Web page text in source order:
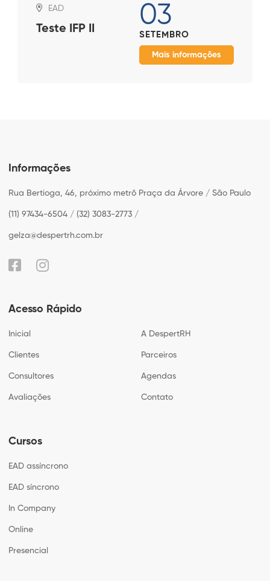
EAD
Teste IFP II 03
SETEMBRO
Mais informações
Informações
Rua Bertioga, 46, próximo metrô Praça da Árvore / São Paulo
(11) 97434-6504 / (32) 3083-2773 /
gelza@despertrh.com.br
Acesso Rápido
Inicial A DespertRH
Clientes Parceiros
Consultores Agendas
Avaliações Contato
Cursos
EAD assíncrono
EAD síncrono
In Company
Online
Presencial